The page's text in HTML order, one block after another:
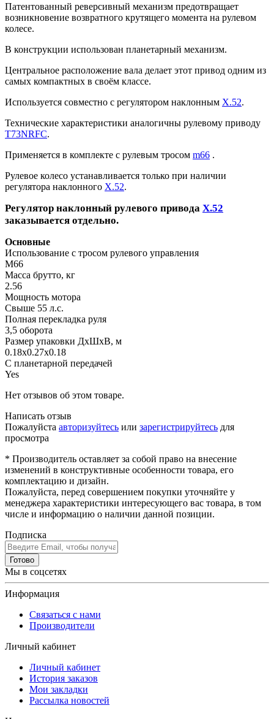
Патентованный реверсивный механизм предотвращает
возникновение возвратного крутящего момента на рулевом
колесе.
В конструкции использован планетарный механизм.
Центральное расположение вала делает этот привод одним из
самых компактных в своём классе.
Используется совместно с регулятором наклонным X.52.
Технические характеристики аналогичны рулевому приводу
T73NRFC.
Применяется в комплекте с рулевым тросом m66 .
Рулевое колесо устанавливается только при наличии
регулятора наклонного X.52.
Регулятор наклонный рулевого привода X.52
заказывается отдельно.
Основные
Использование с тросом рулевого управления
M66
Масса брутто, кг
2.56
Мощность мотора
Свыше 55 л.с.
Полная перекладка руля
3,5 оборота
Размер упаковки ДхШхВ, м
0.18x0.27x0.18
С планетарной передачей
Yes
Нет отзывов об этом товаре.
Написать отзыв
Пожалуйста авторизуйтесь или зарегистрируйтесь для
просмотра
* Производитель оставляет за собой право на внесение
изменений в конструктивные особенности товара, его
комплектацию и дизайн.
Пожалуйста, перед совершением покупки уточняйте у
менеджера характеристики интересующего вас товара, в том
числе и информацию о наличии данной позиции.
Подписка
Готово
Мы в соцсетях
Информация
Связаться с нами
Производители
Личный кабинет
Личный кабинет
История заказов
Мои закладки
Рассылка новостей